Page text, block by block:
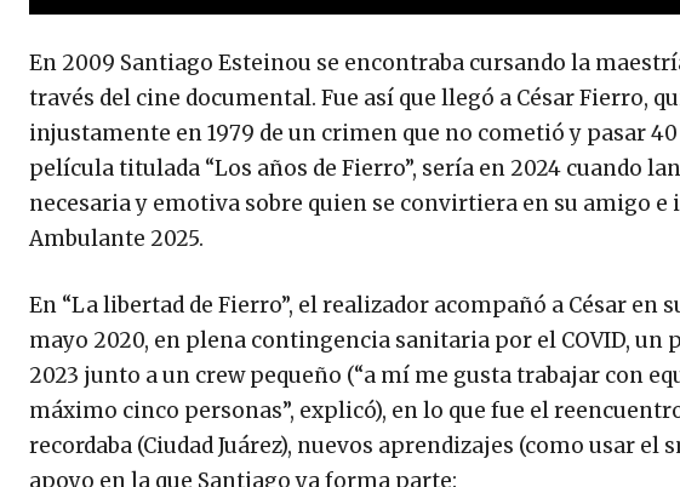
En 2009 Santiago Esteinou se encontraba cursando la
través del cine documental. Fue así que llegó a César Fierro,
injustamente en 1979 de un crimen que no cometió y pasar
película titulada “Los años de Fierro”, sería en 2024 cuando
necesaria y emotiva sobre quien se convirtiera en su amigo
Ambulante 2025.
En “La libertad de Fierro”, el realizador acompañó a César
mayo 2020, en plena contingencia sanitaria por el COVID,
2023 junto a un crew pequeño (“a mí me gusta trabajar con
máximo cinco personas”, explicó), en lo que fue el
recordaba (Ciudad Juárez), nuevos aprendizajes (como usar
apoyo en la que Santiago ya forma parte: